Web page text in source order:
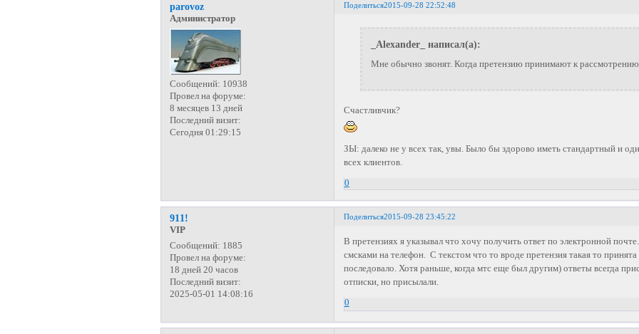
Поделиться2015-09-28 22:52:48
parovoz
Администратор
Сообщений: 10938
Провел на форуме:
8 месяцев 13 дней
Последний визит:
Сегодня 01:29:15
_Alexander_ написал(а):
Мне обычно звонят. Когда претензию принимают к
Счастливчик?
ЗЫ: далеко не у всех так, увы. Было бы здорово иметь стандартный и
всех клиентов.
0
Поделиться2015-09-28 23:45:22
911!
VIP
Сообщений: 1885
Провел на форуме:
18 дней 20 часов
Последний визит:
2025-05-01 14:08:16
В претензиях я указывал что хочу получить ответ по электронной
смсками на телефон. С текстом что то вроде претензия такая то
последовало. Хотя раньше, когда мтс еще был другим) ответы всегда
отписки, но присылали.
0